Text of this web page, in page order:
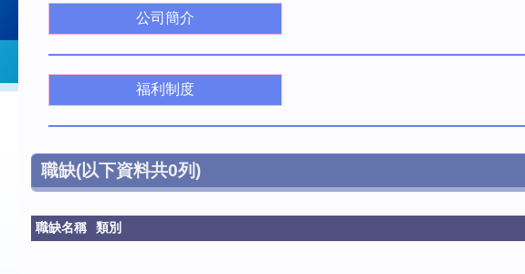
公司簡介
福利制度
職缺(以下資料共0列)
職缺名稱 類別